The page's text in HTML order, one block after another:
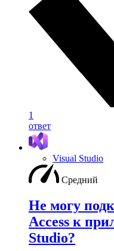
1
ответ
Visual Studio
Средний
Не могу
Access к
Studio?